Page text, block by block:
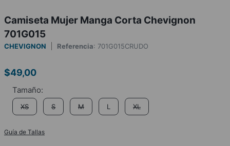
Camiseta Mujer Manga Corta Chevignon
701G015
CHEVIGNON Referencia: 701G015CRUDO
$49,00
XS S M L XL
Guía de Tallas